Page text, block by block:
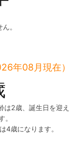
。
年08月現在）
は2歳、誕生日を迎え
。
4歳になります。